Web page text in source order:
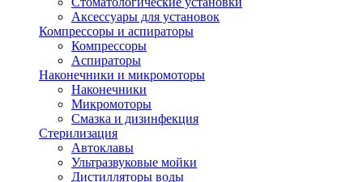
Аксессуары для установок
Компрессоры и аспираторы
Компрессоры
Аспираторы
Наконечники и микромоторы
Наконечники
Микромоторы
Смазка и дизинфекция
Стерилизация
Автоклавы
Ультразвуковые мойки
Дистилляторы воды